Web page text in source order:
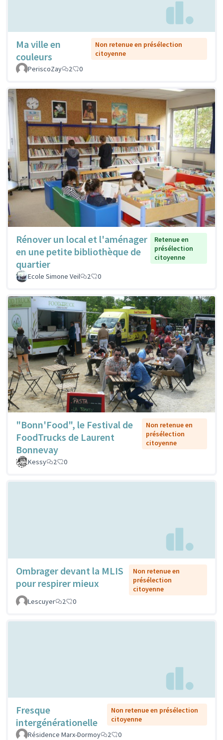
Ma ville en
couleurs
Non retenue en présélection
citoyenne
PeriscoZay
2 0
Rénover un local et l'aménager
en une petite bibliothèque de
quartier
Retenue en
présélection
citoyenne
Ecole Simone Veil 2 0
"Bonn'Food", le Festival de
FoodTrucks de Laurent
Bonnevay
Non retenue en
présélection
citoyenne
Kessy 2 0
Ombrager devant la MLIS
pour respirer mieux
Non retenue en
présélection
citoyenne
Lescuyer
2 0
Fresque
intergénérationelle
Non retenue en présélection
citoyenne
Résidence Marx-Dormoy
2 0